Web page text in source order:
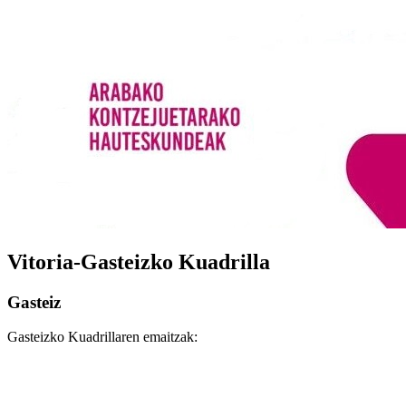
Vitoria-Gasteizko Kuadrilla
Gasteiz
Gasteizko Kuadrillaren emaitzak: